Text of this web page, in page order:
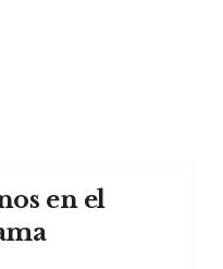
en el